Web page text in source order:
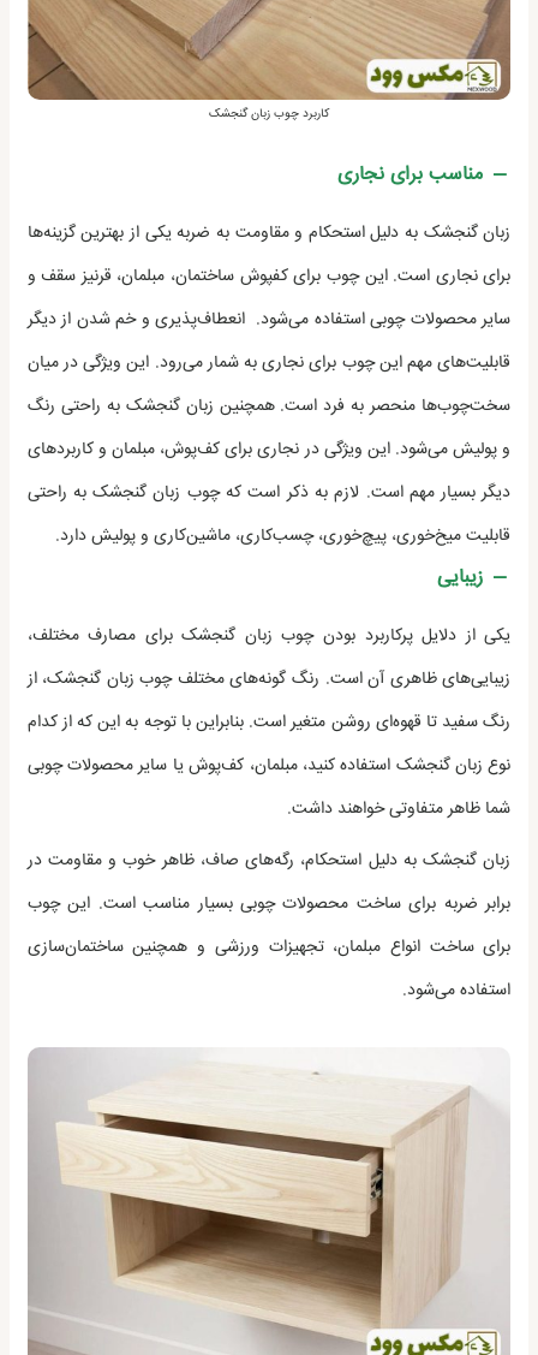
کاربرد چوب زبان گنجشک
مناسب برای نجاری
زبان گنجشک به دلیل استحکام و مقاومت به ضربه یکی از بهترین گزینه‌ها
برای نجاری است. این چوب برای کفپوش ساختمان، مبلمان، قرنیز سقف و
سایر محصولات چوبی استفاده می‌شود. انعطاف‌پذیری و خم شدن از دیگر
قابلیت‌های مهم این چوب برای نجاری به شمار می‌رود. این ویژگی در میان
سخت‌چوب‌ها منحصر به فرد است. همچنین زبان گنجشک به راحتی رنگ
و پولیش می‌شود. این ویژگی در نجاری برای کف‌پوش، مبلمان و کاربردهای
دیگر بسیار مهم است. لازم به ذکر است که چوب زبان گنجشک به راحتی
قابلیت میخ‌خوری، پیچ‌خوری، چسب‌کاری، ماشین‌کاری و پولیش دارد.
زیبایی
یکی از دلایل پرکاربرد بودن چوب زبان گنجشک برای مصارف مختلف،
زیبایی‌های ظاهری آن است. رنگ گونه‌های مختلف چوب زبان گنجشک، از
رنگ سفید تا قهوه‌ای روشن متغیر است. بنابراین با توجه به این که از کدام
نوع زبان گنجشک استفاده کنید، مبلمان، کف‌پوش یا سایر محصولات چوبی
شما ظاهر متفاوتی خواهند داشت.
زبان گنجشک به دلیل استحکام، رگه‌های صاف، ظاهر خوب و مقاومت در
برابر ضربه برای ساخت محصولات چوبی بسیار مناسب است. این چوب
برای ساخت انواع مبلمان، تجهیزات ورزشی و همچنین ساختمان‌سازی
استفاده می‌شود.